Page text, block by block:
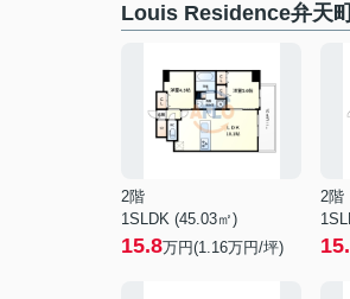
Louis Residence弁天
2階
1SLDK (45.03㎡)
15.8万円(1.16万円/坪)
2階